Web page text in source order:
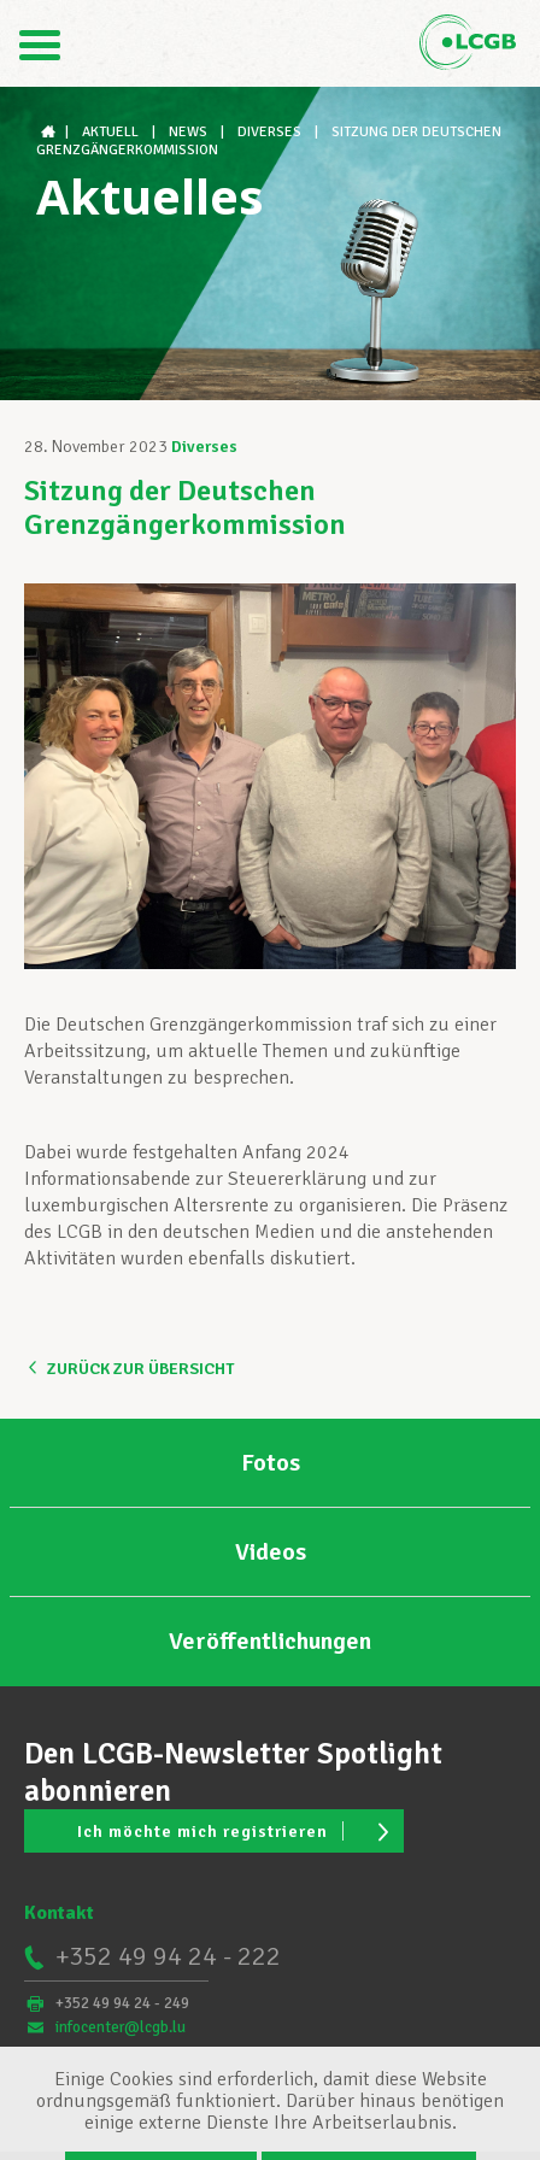
FR
Der LCGB
Gewerkschaftsstrukturen
Unterstützung im Arbeitsalltag
Ihre Rechte
Unterstützung im Privatleben
Berufliche Weiterentwicklung
Mitglied werden
Aktuell
AKTUELL NEWS DIVERSES
SITZUNG DER DEUTSCHEN
GRENZGÄNGERKOMMISSION
Aktuelles
28. November 2023 Diverses
Sitzung der Deutschen
Grenzgängerkommission
Die Deutschen Grenzgängerkommission traf sich zu einer
Arbeitssitzung, um aktuelle Themen und zukünftige
Veranstaltungen zu besprechen.
Dabei wurde festgehalten Anfang 2024
Informationsabende zur Steuererklärung und zur
luxemburgischen Altersrente zu organisieren. Die Präsenz
des LCGB in den deutschen Medien und die anstehenden
Aktivitäten wurden ebenfalls diskutiert.
ZURÜCK ZUR ÜBERSICHT
Fotos
Videos
Veröffentlichungen
Den LCGB-Newsletter Spotlight
abonnieren
Ich möchte mich registrieren
Kontakt
+352 49 94 24 - 222
+352 49 94 24 - 249
infocenter@lcgb.lu
Einige Cookies sind erforderlich, damit diese Website
ordnungsgemäß funktioniert. Darüber hinaus benötigen
einige externe Dienste Ihre Arbeitserlaubnis.